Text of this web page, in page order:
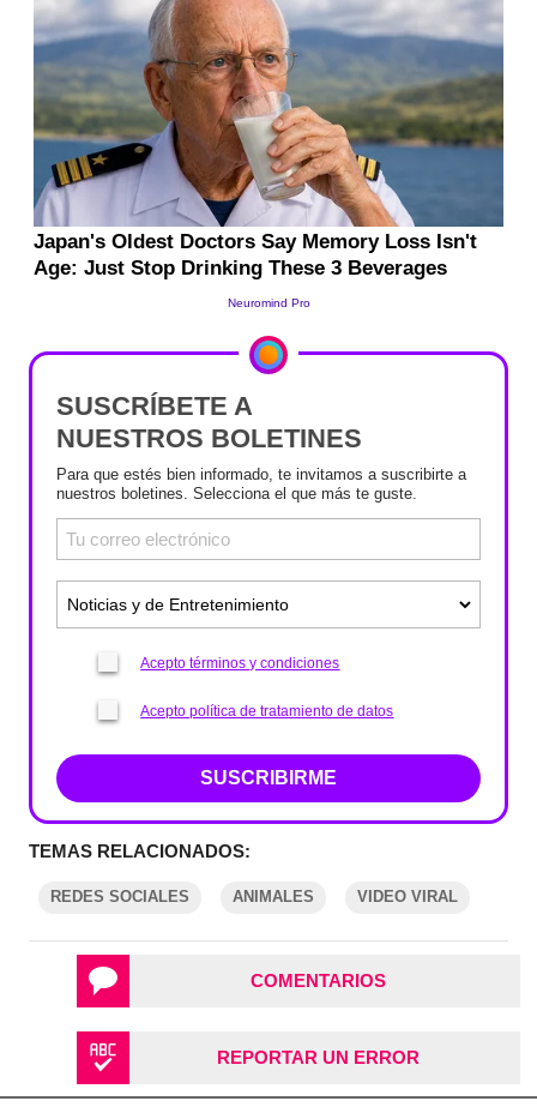
SUSCRÍBETE A
NUESTROS BOLETINES
Para que estés bien informado, te invitamos a suscribirte a
nuestros boletines. Selecciona el que más te guste.
Acepto términos y condiciones
Acepto política de tratamiento de datos
SUSCRIBIRME
TEMAS RELACIONADOS:
REDES SOCIALES ANIMALES VIDEO VIRAL
COMENTARIOS
REPORTAR UN ERROR